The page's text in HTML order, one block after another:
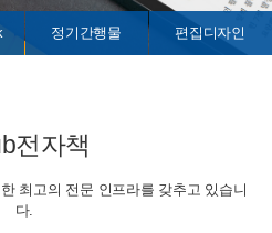
정기간행물 편집디자인
전자책
최고의 전문 인프라를 갖추고 있습니
다.